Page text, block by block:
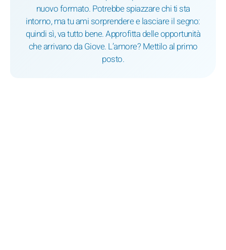
nuovo formato. Potrebbe spiazzare chi ti sta
intorno, ma tu ami sorprendere e lasciare il segno:
quindi sì, va tutto bene. Approfitta delle opportunità
che arrivano da Giove. L’amore? Mettilo al primo
posto.